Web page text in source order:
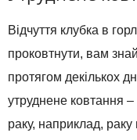
Відчуття клубка в
проковтнути, вам
протягом декількох
утруднене ковтання
раку, наприклад, раку